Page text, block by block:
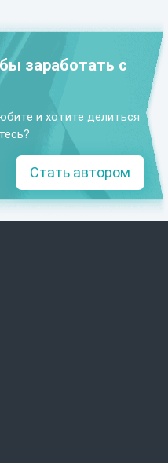
заработать с
и хотите делиться
Стать автором